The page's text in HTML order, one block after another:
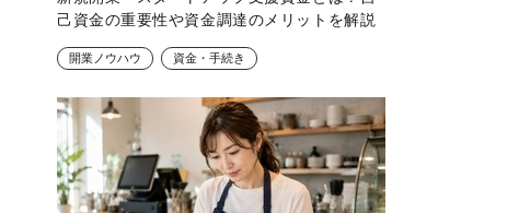
己資金の重要性や資金調達のメリットを解説
開業ノウハウ 資金・手続き